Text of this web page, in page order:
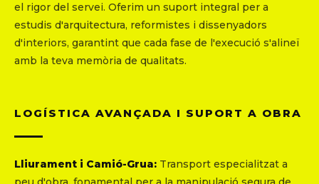
el rigor del servei. Oferim un suport integral per a
estudis d'arquitectura, reformistes i dissenyadors
d'interiors, garantint que cada fase de l'execució s'alineï
amb la teva memòria de qualitats.
LOGÍSTICA AVANÇADA I SUPORT A OBRA
Lliurament i Camió-Grua: Transport especialitzat a